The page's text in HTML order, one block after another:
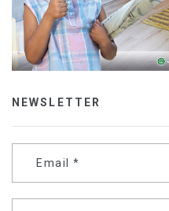
NEWSLETTER
Email *